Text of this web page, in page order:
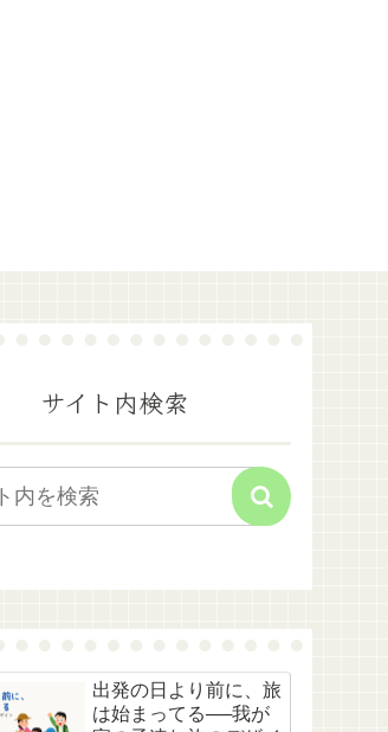
サイト内検索
出発の日より前に、旅
は始まってる──我が